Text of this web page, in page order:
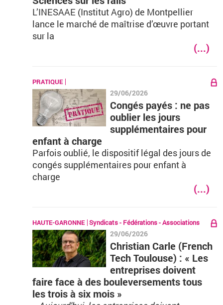
L’INESAAE (Institut Agro) de Montpellier
lance le marché de maîtrise d’œuvre portant
sur la
(...)
PRATIQUE
29/06/2026
Congés payés : ne pas
oublier les jours
supplémentaires pour
enfant à charge
Parfois oublié, le dispositif légal des jours de
congés supplémentaires pour enfant à
charge
(...)
HAUTE-GARONNE Syndicats - Fédérations - Associations
29/06/2026
Christian Carle (French
Tech Toulouse) : « Les
entreprises doivent
faire face à des bouleversements tous
les trois à six mois »